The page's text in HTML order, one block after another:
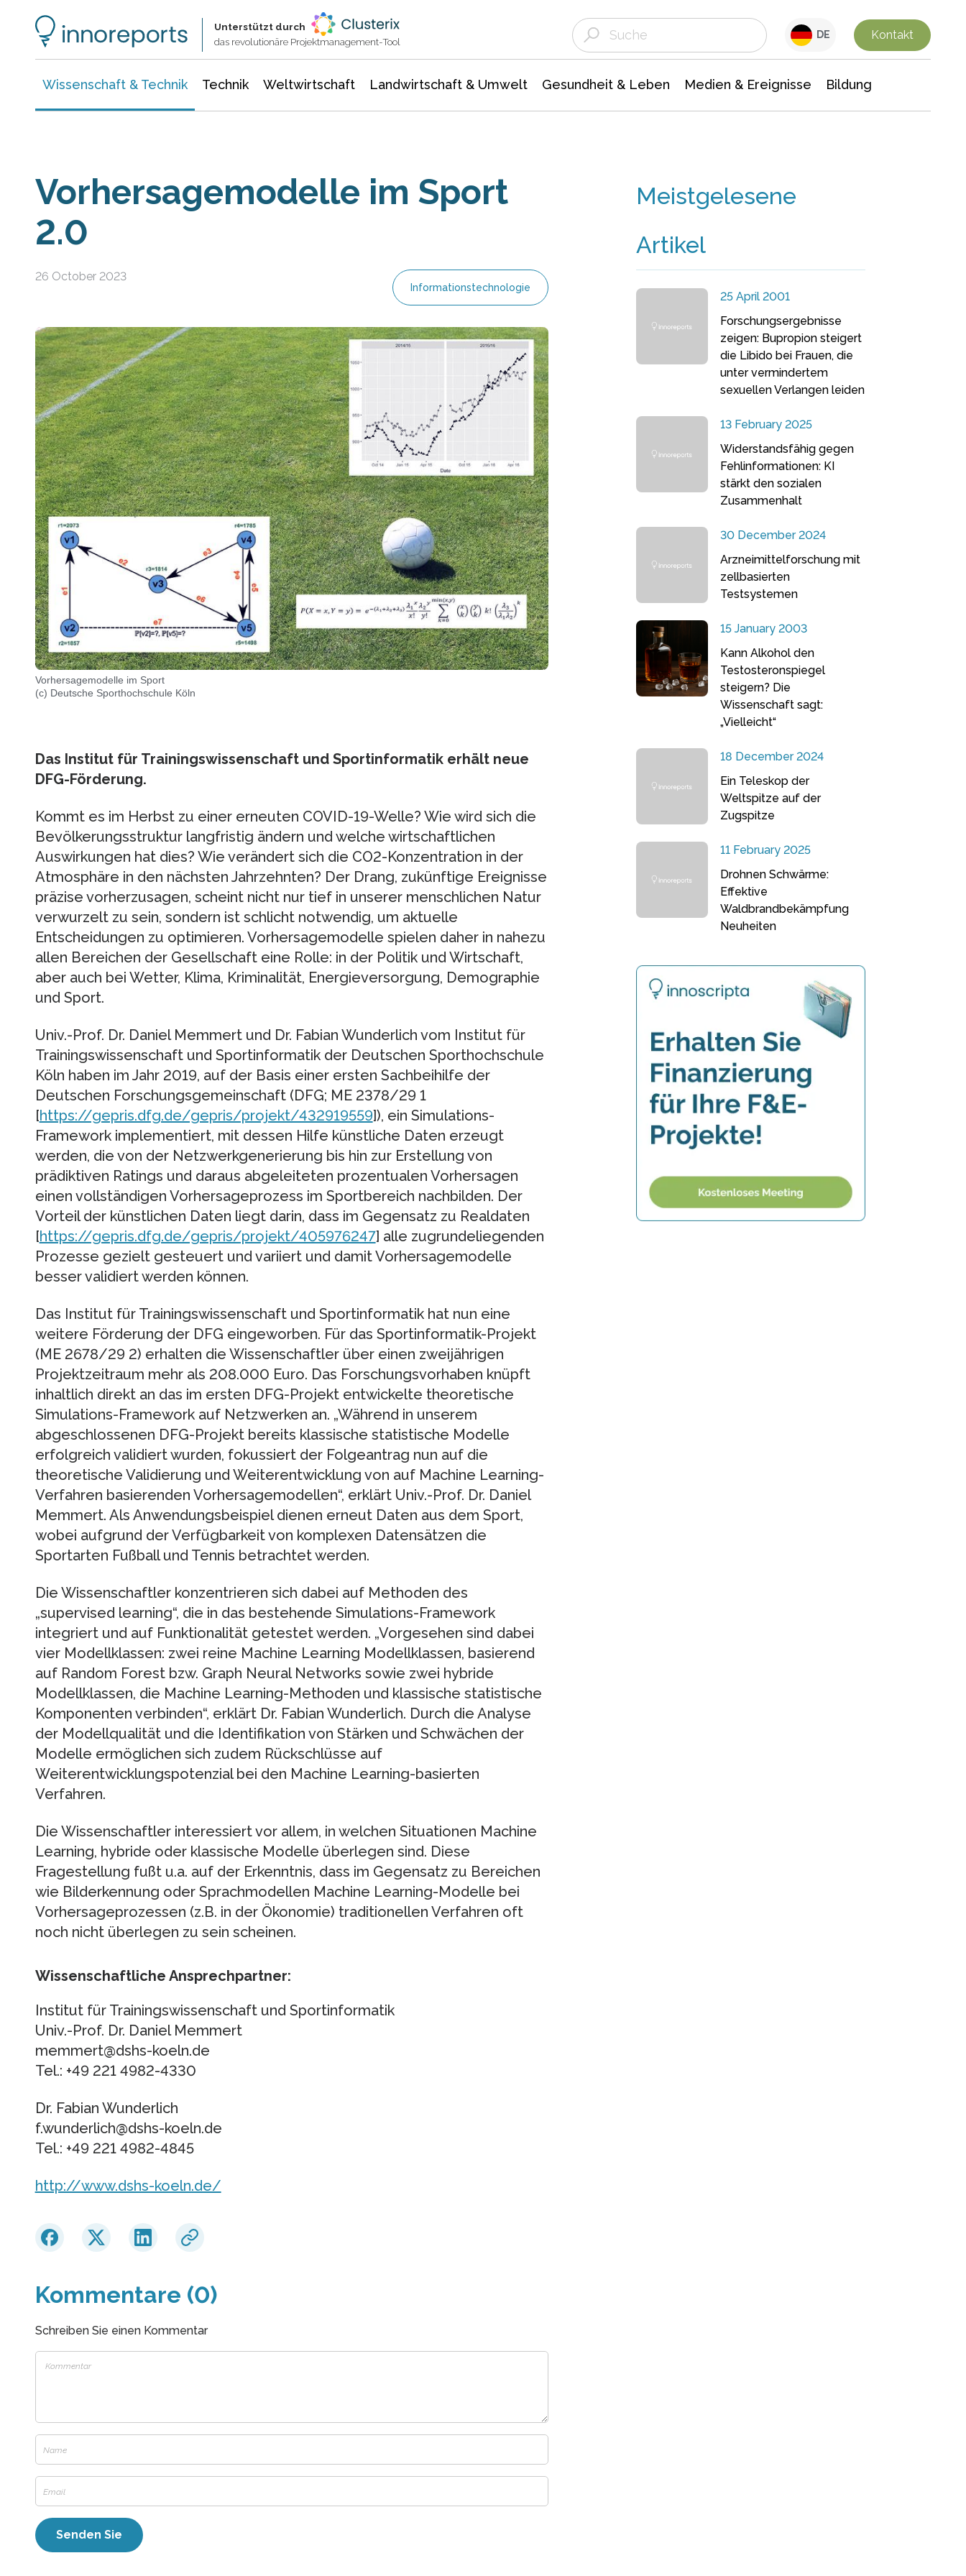
Unterstützt durch
das revolutionäre Projektmanagement-Tool
DE Kontakt
Wissenschaft & Technik Technik Weltwirtschaft Landwirtschaft & Umwelt Gesundheit & Leben Medien & Ereignisse Bildung
Vorhersagemodelle im Sport
2.0
26 October 2023
Informationstechnologie
Vorhersagemodelle im Sport
(c) Deutsche Sporthochschule Köln
Das Institut für Trainingswissenschaft und Sportinformatik erhält neue
DFG-Förderung.
Kommt es im Herbst zu einer erneuten COVID-19-Welle? Wie wird sich die
Bevölkerungsstruktur langfristig ändern und welche wirtschaftlichen
Auswirkungen hat dies? Wie verändert sich die CO2-Konzentration in der
Atmosphäre in den nächsten Jahrzehnten? Der Drang, zukünftige Ereignisse
präzise vorherzusagen, scheint nicht nur tief in unserer menschlichen Natur
verwurzelt zu sein, sondern ist schlicht notwendig, um aktuelle
Entscheidungen zu optimieren. Vorhersagemodelle spielen daher in nahezu
allen Bereichen der Gesellschaft eine Rolle: in der Politik und Wirtschaft,
aber auch bei Wetter, Klima, Kriminalität, Energieversorgung, Demographie
und Sport.
Univ.-Prof. Dr. Daniel Memmert und Dr. Fabian Wunderlich vom Institut für
Trainingswissenschaft und Sportinformatik der Deutschen Sporthochschule
Köln haben im Jahr 2019, auf der Basis einer ersten Sachbeihilfe der
Deutschen Forschungsgemeinschaft (DFG; ME 2378/29 1
[https://gepris.dfg.de/gepris/projekt/432919559]), ein Simulations-
Framework implementiert, mit dessen Hilfe künstliche Daten erzeugt
werden, die von der Netzwerkgenerierung bis hin zur Erstellung von
prädiktiven Ratings und daraus abgeleiteten prozentualen Vorhersagen
einen vollständigen Vorhersageprozess im Sportbereich nachbilden. Der
Vorteil der künstlichen Daten liegt darin, dass im Gegensatz zu Realdaten
[https://gepris.dfg.de/gepris/projekt/405976247] alle zugrundeliegenden
Prozesse gezielt gesteuert und variiert und damit Vorhersagemodelle
besser validiert werden können.
Das Institut für Trainingswissenschaft und Sportinformatik hat nun eine
weitere Förderung der DFG eingeworben. Für das Sportinformatik-Projekt
(ME 2678/29 2) erhalten die Wissenschaftler über einen zweijährigen
Projektzeitraum mehr als 208.000 Euro. Das Forschungsvorhaben knüpft
inhaltlich direkt an das im ersten DFG-Projekt entwickelte theoretische
Simulations-Framework auf Netzwerken an. „Während in unserem
abgeschlossenen DFG-Projekt bereits klassische statistische Modelle
erfolgreich validiert wurden, fokussiert der Folgeantrag nun auf die
theoretische Validierung und Weiterentwicklung von auf Machine Learning-
Verfahren basierenden Vorhersagemodellen“, erklärt Univ.-Prof. Dr. Daniel
Memmert. Als Anwendungsbeispiel dienen erneut Daten aus dem Sport,
wobei aufgrund der Verfügbarkeit von komplexen Datensätzen die
Sportarten Fußball und Tennis betrachtet werden.
Die Wissenschaftler konzentrieren sich dabei auf Methoden des
„supervised learning“, die in das bestehende Simulations-Framework
integriert und auf Funktionalität getestet werden. „Vorgesehen sind dabei
vier Modellklassen: zwei reine Machine Learning Modellklassen, basierend
auf Random Forest bzw. Graph Neural Networks sowie zwei hybride
Modellklassen, die Machine Learning-Methoden und klassische statistische
Komponenten verbinden“, erklärt Dr. Fabian Wunderlich. Durch die Analyse
der Modellqualität und die Identifikation von Stärken und Schwächen der
Modelle ermöglichen sich zudem Rückschlüsse auf
Weiterentwicklungspotenzial bei den Machine Learning-basierten
Verfahren.
Die Wissenschaftler interessiert vor allem, in welchen Situationen Machine
Learning, hybride oder klassische Modelle überlegen sind. Diese
Fragestellung fußt u.a. auf der Erkenntnis, dass im Gegensatz zu Bereichen
wie Bilderkennung oder Sprachmodellen Machine Learning-Modelle bei
Vorhersageprozessen (z.B. in der Ökonomie) traditionellen Verfahren oft
noch nicht überlegen zu sein scheinen.
Wissenschaftliche Ansprechpartner:
Institut für Trainingswissenschaft und Sportinformatik
Univ.-Prof. Dr. Daniel Memmert
memmert@­dshs-koeln.de
Tel.: +49 221 4982-4330
Dr. Fabian Wunderlich
f.wunderlich@­dshs-koeln.de
Tel.: +49 221 4982-4845
http://www.dshs-koeln.de/
Kommentare (0)
Schreiben Sie einen Kommentar
Meistgelesene
Artikel
25 April 2001
Forschungsergebnisse
zeigen: Bupropion steigert
die Libido bei Frauen, die
unter vermindertem
sexuellen Verlangen leiden
13 February 2025
Widerstandsfähig gegen
Fehlinformationen: KI
stärkt den sozialen
Zusammenhalt
30 December 2024
Arzneimittelforschung mit
zellbasierten
Testsystemen
15 January 2003
Kann Alkohol den
Testosteronspiegel
steigern? Die
Wissenschaft sagt:
„Vielleicht“
18 December 2024
Ein Teleskop der
Weltspitze auf der
Zugspitze
11 February 2025
Drohnen Schwärme:
Effektive
Waldbrandbekämpfung
Neuheiten